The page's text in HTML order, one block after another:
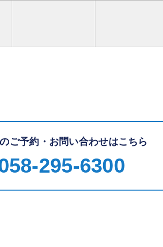
ご予約・お問い合わせはこちら
295-6300